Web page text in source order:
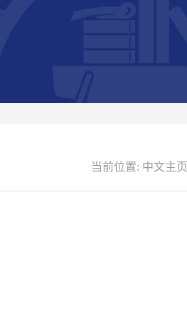
当前位置: 中文主页